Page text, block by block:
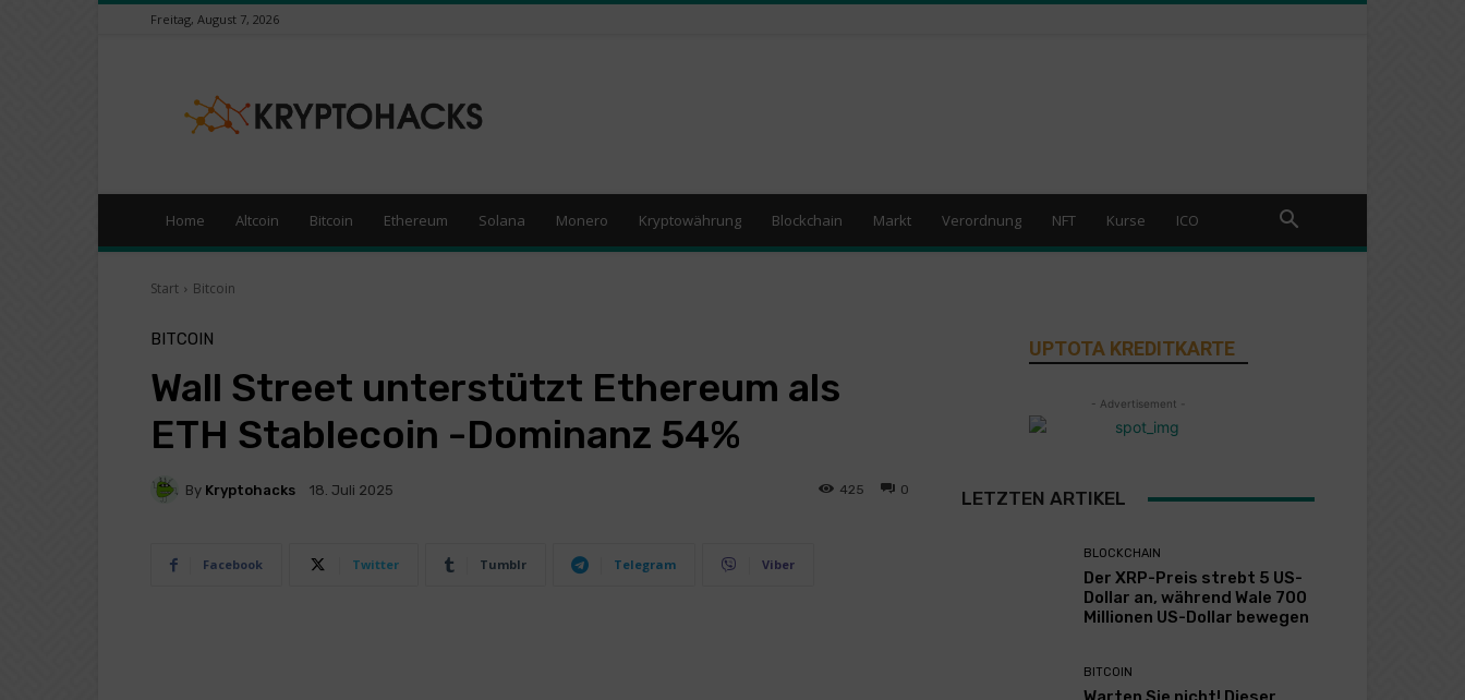
Freitag, August 7, 2026
–
Kryptowährungen
News
Portal
Home Altcoin Bitcoin Ethereum Solana Monero Kryptowährung Blockchain Markt Verordnung NFT Kurse ICO
Start Bitcoin
BITCOIN
Wall Street unterstützt Ethereum als
ETH Stablecoin -Dominanz 54%
By Kryptohacks 18. Juli 2025 0
425
Facebook Twitter Tumblr Telegram Viber
UPTOTA KREDITKARTE
- Advertisement -
LETZTEN ARTIKEL
BLOCKCHAIN
Der XRP-Preis strebt 5 US-
Dollar an, während Wale 700
Millionen US-Dollar bewegen
BITCOIN